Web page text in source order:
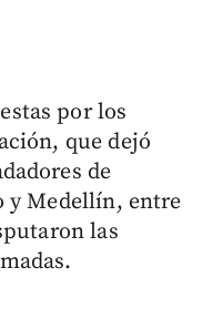
por los
que dejó
de
y Medellín, entre
las